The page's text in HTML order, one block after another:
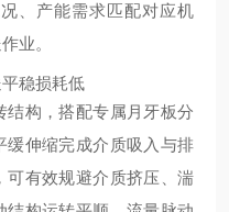
、产能需求匹配对应机
业。
稳损耗低
构，搭配专属月牙板分
缓伸缩完成介质吸入与排
可有效规避介质挤压、湍